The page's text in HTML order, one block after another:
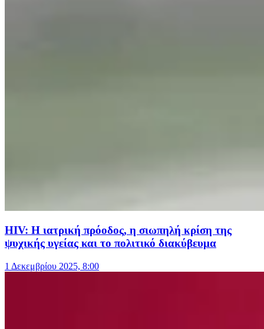
HIV: Η ιατρική πρόοδος, η σιωπηλή κρίση της
ψυχικής υγείας και το πολιτικό διακύβευμα
1 Δεκεμβρίου 2025, 8:00